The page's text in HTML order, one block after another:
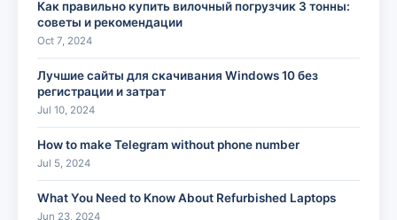
Как правильно купить вилочный погрузчик 3 тонны:
советы и рекомендации
Oct 7, 2024
Лучшие сайты для скачивания Windows 10 без
регистрации и затрат
Jul 10, 2024
How to make Telegram without phone number
Jul 5, 2024
What You Need to Know About Refurbished Laptops
Jun 23, 2024